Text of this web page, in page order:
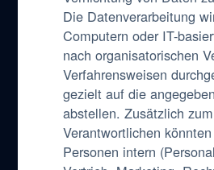
Die Datenverarbeitung
Computern oder IT-
nach organisatorischen
Verfahrensweisen
gezielt auf die
abstellen. Zusätzlich zum
Verantwortlichen
Personen intern